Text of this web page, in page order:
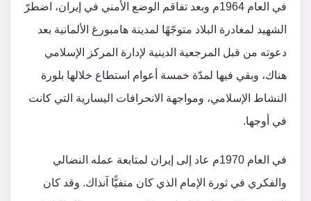
في العام 1964م وبعد تفاقم الوضع الأمني في إيران، اضطرّ
الشهيد لمغادرة البلاد متوجّهًا لمدينة هامبورغ الألمانية بعد
دعوته من قبل المرجعية الدينية لإدارة المركز الإسلامي
هناك، وبقي فيها لمدّة خمسة أعوام استطاع خلالها بلورة
النشاط الإسلامي، ومواجهة الانحرافات اليسارية التي كانت
في أوجها.
في العام 1970م عاد إلى إيران لمتابعة عمله النضالي
والفكري في ثورة الإمام الذي كان منفيًّا آنذاك. وقد كان